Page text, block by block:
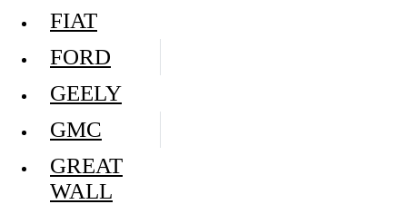
FIAT
FORD
GEELY
GMC
GREAT
WALL